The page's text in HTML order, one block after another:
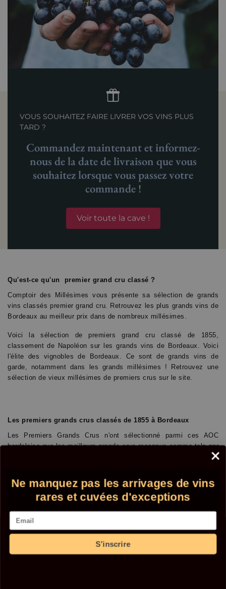
VOUS SOUHAITEZ FAIRE LIVRER VOS VINS PLUS
TARD ?
Commandez maintenant et informez-
nous de la date de livraison que vous
souhaitez lorsque vous passez votre
commande !
Voir toute la cave !
Qu'est-ce qu'un premier grand cru classé ?
Comptoir des Millésimes vous présente sa sélection de grands
vins classés premier grand cru. Retrouvez les plus grands vins de
Bordeaux au meilleur prix dans de nombreux millésimes.
Voici la sélection de premiers grand cru classé de 1855,
classement de Napoléon sur les grands vins de Bordeaux. Voici
l'élite des vignobles de Bordeaux. Ce sont de grands vins de
garde, notamment dans les grands millésimes ! Retrouvez une
sélection de vieux millésimes de premiers crus sur le site.
Les premiers grands crus classés de 1855 à Bordeaux
Les Premiers Grands Crus n'ont sélectionné parmi ces AOC
bordelaise que les meilleurs grands crus reconnus comme tels par
des classements comme le classement de 1855, entre autres, ou,
œnologues puisqu'il n'y a pas de classement officiel des vins de
Pomerol, bien que le premier Pomerol soit considéré comme l’un
des meilleurs vins au monde en termes de qualité, lePétrus
Quels sont les premiers grands crus de Bordeaux de 1855
LesPremiers grands crus classés de 1855sont :
Ne manquez pas les arrivages de vins
rares et cuvées d'exceptions
Email
S’inscrire